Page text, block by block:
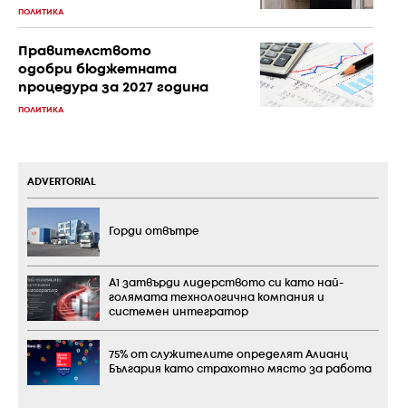
ПОЛИТИКА
Правителството
одобри бюджетната
процедура за 2027 година
ПОЛИТИКА
ADVERTORIAL
Горди отвътре
А1 затвърди лидерството си като най-
голямата технологична компания и
системен интегратор
75% от служителите определят Алианц
България като страхотно място за работа